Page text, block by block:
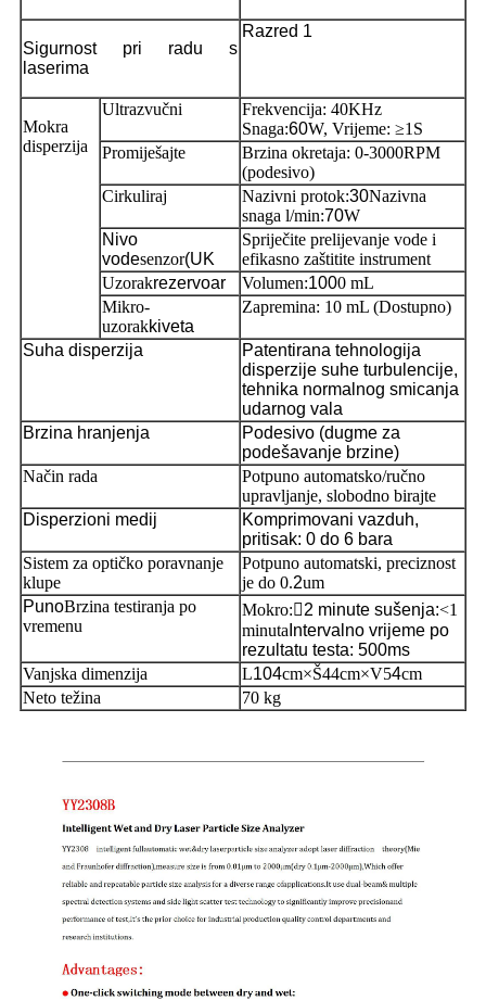
Sigurnost pri radu s
laserima
Razred 1
Mokra
disperzija
Ultrazvučni
Frekvencija: 40KHz
Snaga:60W, Vrijeme: ≥1S
Promiješajte
Brzina okretaja: 0-3000RPM
(podesivo)
Cirkuliraj
Nazivni protok:30Nazivna
snaga l/min:70W
Nivo
vodesenzor(UK
Spriječite prelijevanje vode i
efikasno zaštitite instrument
Uzorakrezervoar Volumen:1000 mL
Mikro-
uzorakkiveta
Zapremina: 10 mL (Dostupno)
Suha disperzija
Patentirana tehnologija
disperzije suhe turbulencije,
tehnika normalnog smicanja
udarnog vala
Brzina hranjenja
Podesivo (dugme za
podešavanje brzine)
Način rada
Potpuno automatsko/ručno
upravljanje, slobodno birajte
Disperzioni medij
Komprimovani vazduh,
pritisak: 0 do 6 bara
Sistem za optičko poravnanje
klupe
Potpuno automatski, preciznost
je do 0.2um
PunoBrzina testiranja po
vremenu
Mokro:2 minute sušenja:<1
minuta Intervalno vrijeme po
rezultatu testa: 500ms
Vanjska dimenzija
L104cm×Š44cm×V54cm
Neto težina
70 kg